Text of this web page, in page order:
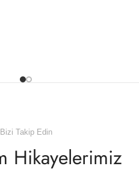
Bizi Takip Edin
Hikayelerimiz